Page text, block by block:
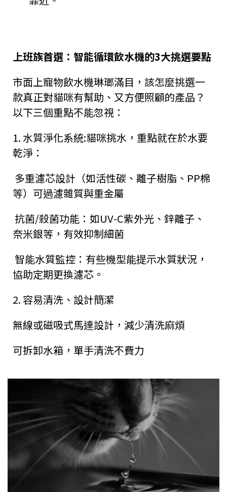
上班族首選：智能循環飲水機的3大挑選要點
市面上寵物飲水機琳瑯滿目，該怎麼挑選一
款真正對貓咪有幫助、又方便照顧的產品？
以下三個重點不能忽視：
1.水質淨化系統:貓咪挑水，重點就在於水要
乾淨：
多重濾芯設計（如活性碳、離子樹脂、 PP棉
等）可過濾雜質與重金屬
抗菌/殺菌功能：如UV-C紫外光、鋅離子、
奈米銀等，有效抑制細菌
智能水質監控：有些機型能提示水質狀況，
協助定期更換濾芯。
2. 容易清洗、設計簡潔
無線或磁吸式馬達設計，減少清洗麻煩
可拆卸水箱，單手清洗不費力